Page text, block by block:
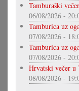
Tamburaški
06/08/2026 -
Tamburica uz
07/08/2026 -
Tamburica uz
07/08/2026 -
Hrvatski večer
08/08/2026 -